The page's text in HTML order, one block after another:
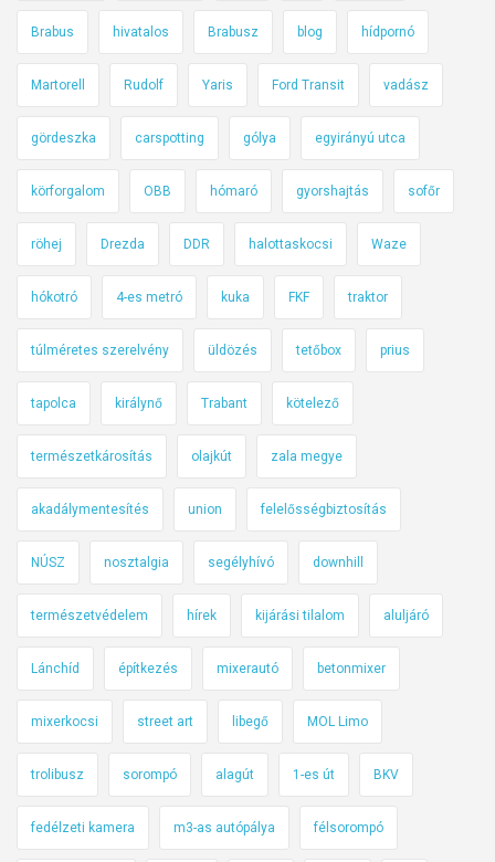
g
–
h
e
i
ö
e
k
e
d
é
s
b
i
o
á
ö
s
e
t
e
g
e
z
e
t
g
–
h
e
k
ö
z
k
e
d
e
n
t
c
i
á
l
s
s
z
a
b
á
l
y
l
u
a
a
Brabus hivatalos Brabusz blog hídpornó
Martorell Rudolf Yaris Ford Transit vadász
gördeszka carspotting gólya egyirányú utca
körforgalom OBB hómaró gyorshajtás sofőr
röhej Drezda DDR halottaskocsi Waze
hókotró 4-es metró kuka FKF traktor
túlméretes szerelvény üldözés tetőbox prius
tapolca királynő Trabant kötelező
természetkárosítás olajkút zala megye
akadálymentesítés union felelősségbiztosítás
NÚSZ nosztalgia segélyhívó downhill
természetvédelem hírek kijárási tilalom aluljáró
Lánchíd építkezés mixerautó betonmixer
mixerkocsi street art libegő MOL Limo
trolibusz sorompó alagút 1-es út BKV
fedélzeti kamera m3-as autópálya félsorompó